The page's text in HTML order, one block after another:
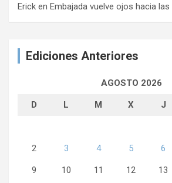
Erick en Embajada vuelve ojos hacia
Ediciones Anteriores
AGOSTO 2026
D L M X J
2 3 4 5 6
9 10 11 12 13